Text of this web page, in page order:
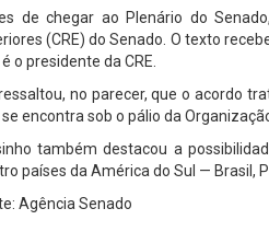
de chegar ao Plenário do
(CRE) do Senado. O texto
o presidente da CRE.
no parecer, que o acordo
encontra sob o pálio da
também destacou a
países da América do Sul — Brasil,
Agência Senado